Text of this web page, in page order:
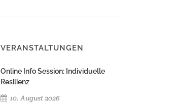
VERANSTALTUNGEN
Online Info Session: Individuelle
Resilienz
10. August 2026